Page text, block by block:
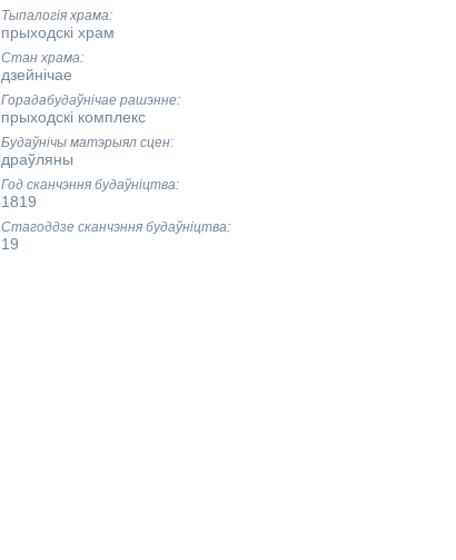
Тыпалогія храма
прыходскі храм
Стан храма
дзейнічае
Горадабудаўнічае рашэнне
прыходскі комплекс
Будаўнічы матэрыял сцен
драўляны
Год сканчэння будаўніцтва
1819
Стагоддзе сканчэння будаўніцтва
19